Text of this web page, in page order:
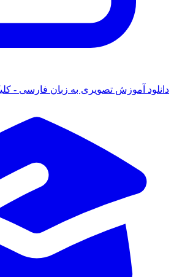
آموزش تصویری به زبان فارسی - کلیک کنید